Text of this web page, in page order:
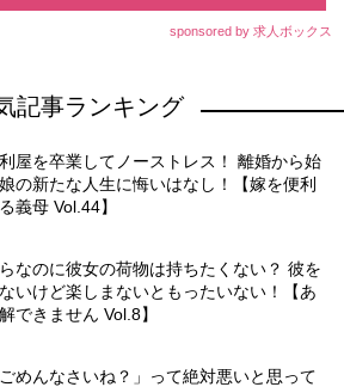
sponsored by 求人ボックス
記事ランキング
屋を卒業してノーストレス！ 離婚から始
の新たな人生に悔いはなし！【嫁を便利
義母 Vol.44】
なのに彼女の荷物は持ちたくない？ 彼を
いけど楽しまないともったいない！【あ
できません Vol.8】
ごめんなさいね？」って絶対悪いと思って